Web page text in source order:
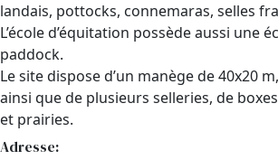
landais, pottocks, connemaras, selles
L’école d’équitation possède aussi
paddock.
Le site dispose d’un manège de 40x20
ainsi que de plusieurs selleries, de
et prairies.
Adresse: